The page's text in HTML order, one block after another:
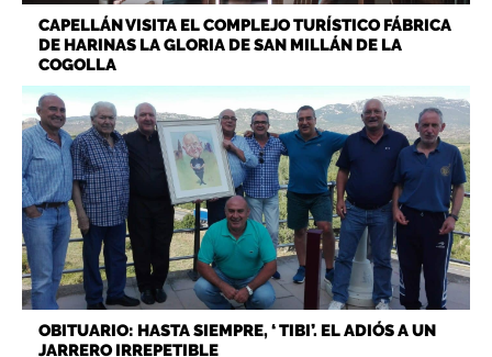
CAPELLÁN VISITA EL COMPLEJO TURÍSTICO FÁBRICA
DE HARINAS LA GLORIA DE SAN MILLÁN DE LA
COGOLLA
OBITUARIO: HASTA SIEMPRE, ‘ TIBI’. EL ADIÓS A UN
JARRERO IRREPETIBLE